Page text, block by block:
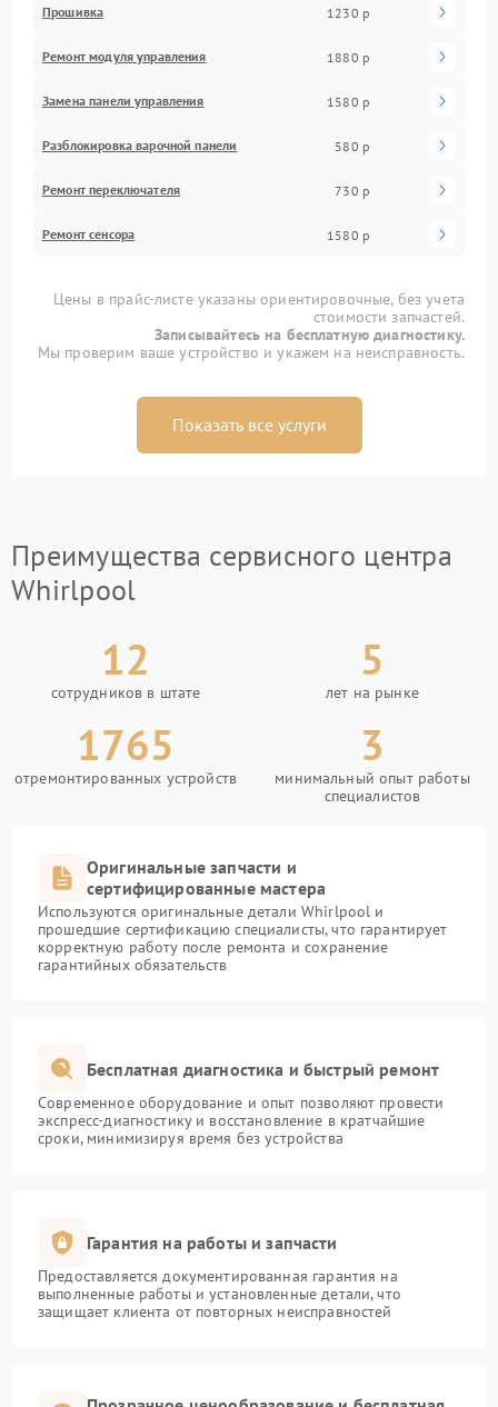
Прошивка 1230 р
Ремонт модуля управления 1880 р
Замена панели управления 1580 р
Разблокировка варочной панели 580 р
Ремонт переключателя 730 р
Ремонт сенсора 1580 р
Цены в прайс-листе указаны ориентировочные, без учета
стоимости запчастей.
Записывайтесь на бесплатную диагностику.
Мы проверим ваше устройство и укажем на неисправность.
Показать все услуги
Преимущества сервисного центра
Whirlpool
12
сотрудников в штате
5
лет на рынке
1765
отремонтированных устройств
3
минимальный опыт работы
специалистов
Оригинальные запчасти и
сертифицированные мастера
Используются оригинальные детали Whirlpool и
прошедшие сертификацию специалисты, что гарантирует
корректную работу после ремонта и сохранение
гарантийных обязательств
Бесплатная диагностика и быстрый ремонт
Современное оборудование и опыт позволяют провести
экспресс-диагностику и восстановление в кратчайшие
сроки, минимизируя время без устройства
Гарантия на работы и запчасти
Предоставляется документированная гарантия на
выполненные работы и установленные детали, что
защищает клиента от повторных неисправностей